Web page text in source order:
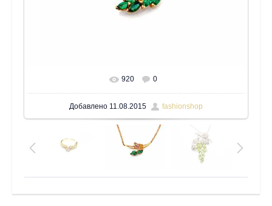
В реальном размере 1600x1200
920 0
Добавлено 11.08.2015 fashionshop